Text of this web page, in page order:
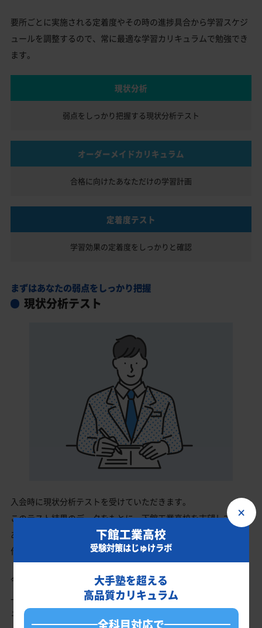
要所ごとに実施される定着度やその時の進捗具合から学習スケジ
ュールを調整するので、常に最適な学習カリキュラムで勉強でき
ます。
現状分析
弱点をしっかり把握する現状分析テスト
オーダーメイドカリキュラム
合格に向けたあなただけの学習計画
定着度テスト
学習効果の定着度を しっかりと確認
まずはあなたの弱点をしっかり把握
現状分析テスト
入会時に現状分析テストを受けていただきます。
このテスト結果のデータをもとに、下館工業高校を志望している
あなたに英語・数学・国語・理科・社会の最適なカリキュラムを
作成します。
今の成績・偏差値から下館工業高校の入試で確実に合格最低点以
上を取る、余裕を持って合格点を取るための勉強法、学習スケジ
ュールを明確にします。
×
下館工業高校
受験対策はじゅけラボ
大手塾を超える
高品質カリキュラム
全科目対応で